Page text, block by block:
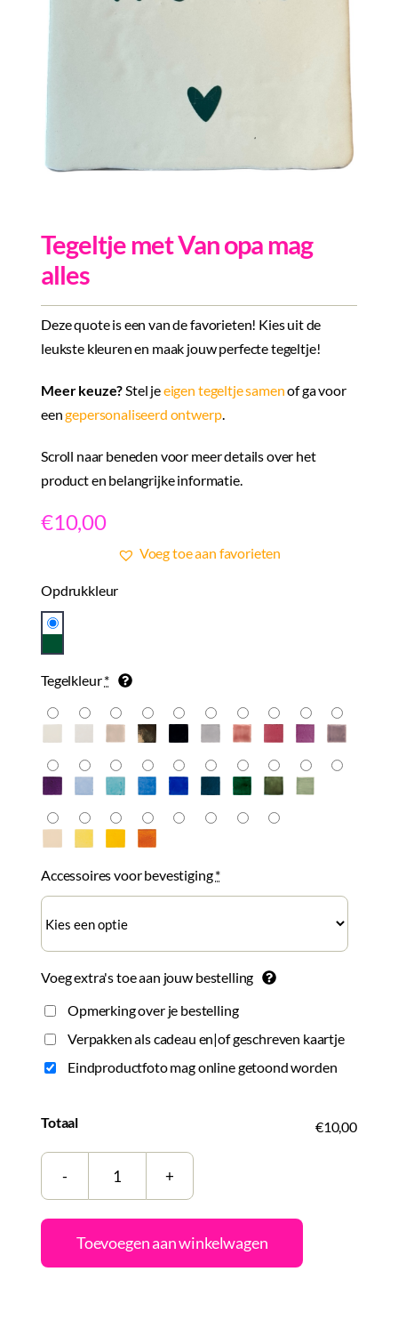
Inloggen
Woondecoratie
Overige
Tegeltje met Van opa mag
alles
Deze quote is een van de favorieten! Kies uit de
leukste kleuren en maak jouw perfecte tegeltje!
Meer keuze?Stel jeeigen tegeltje samenof ga voor
eengepersonaliseerd ontwerp.
Scroll naar beneden voor meer details over het
product en belangrijke informatie.
€10,00
Voeg toe aan favorieten
Opdrukkleur
Tegelkleur*
Accessoires voor bevestiging*
Voeg extra's toe aan jouw bestelling
Opmerking over je bestelling
Verpakken als cadeau en|of geschreven kaartje
Eindproductfoto mag online getoond worden
Totaal €10,00
Tegeltje
Van
opa
Toevoegen aan winkelwagen